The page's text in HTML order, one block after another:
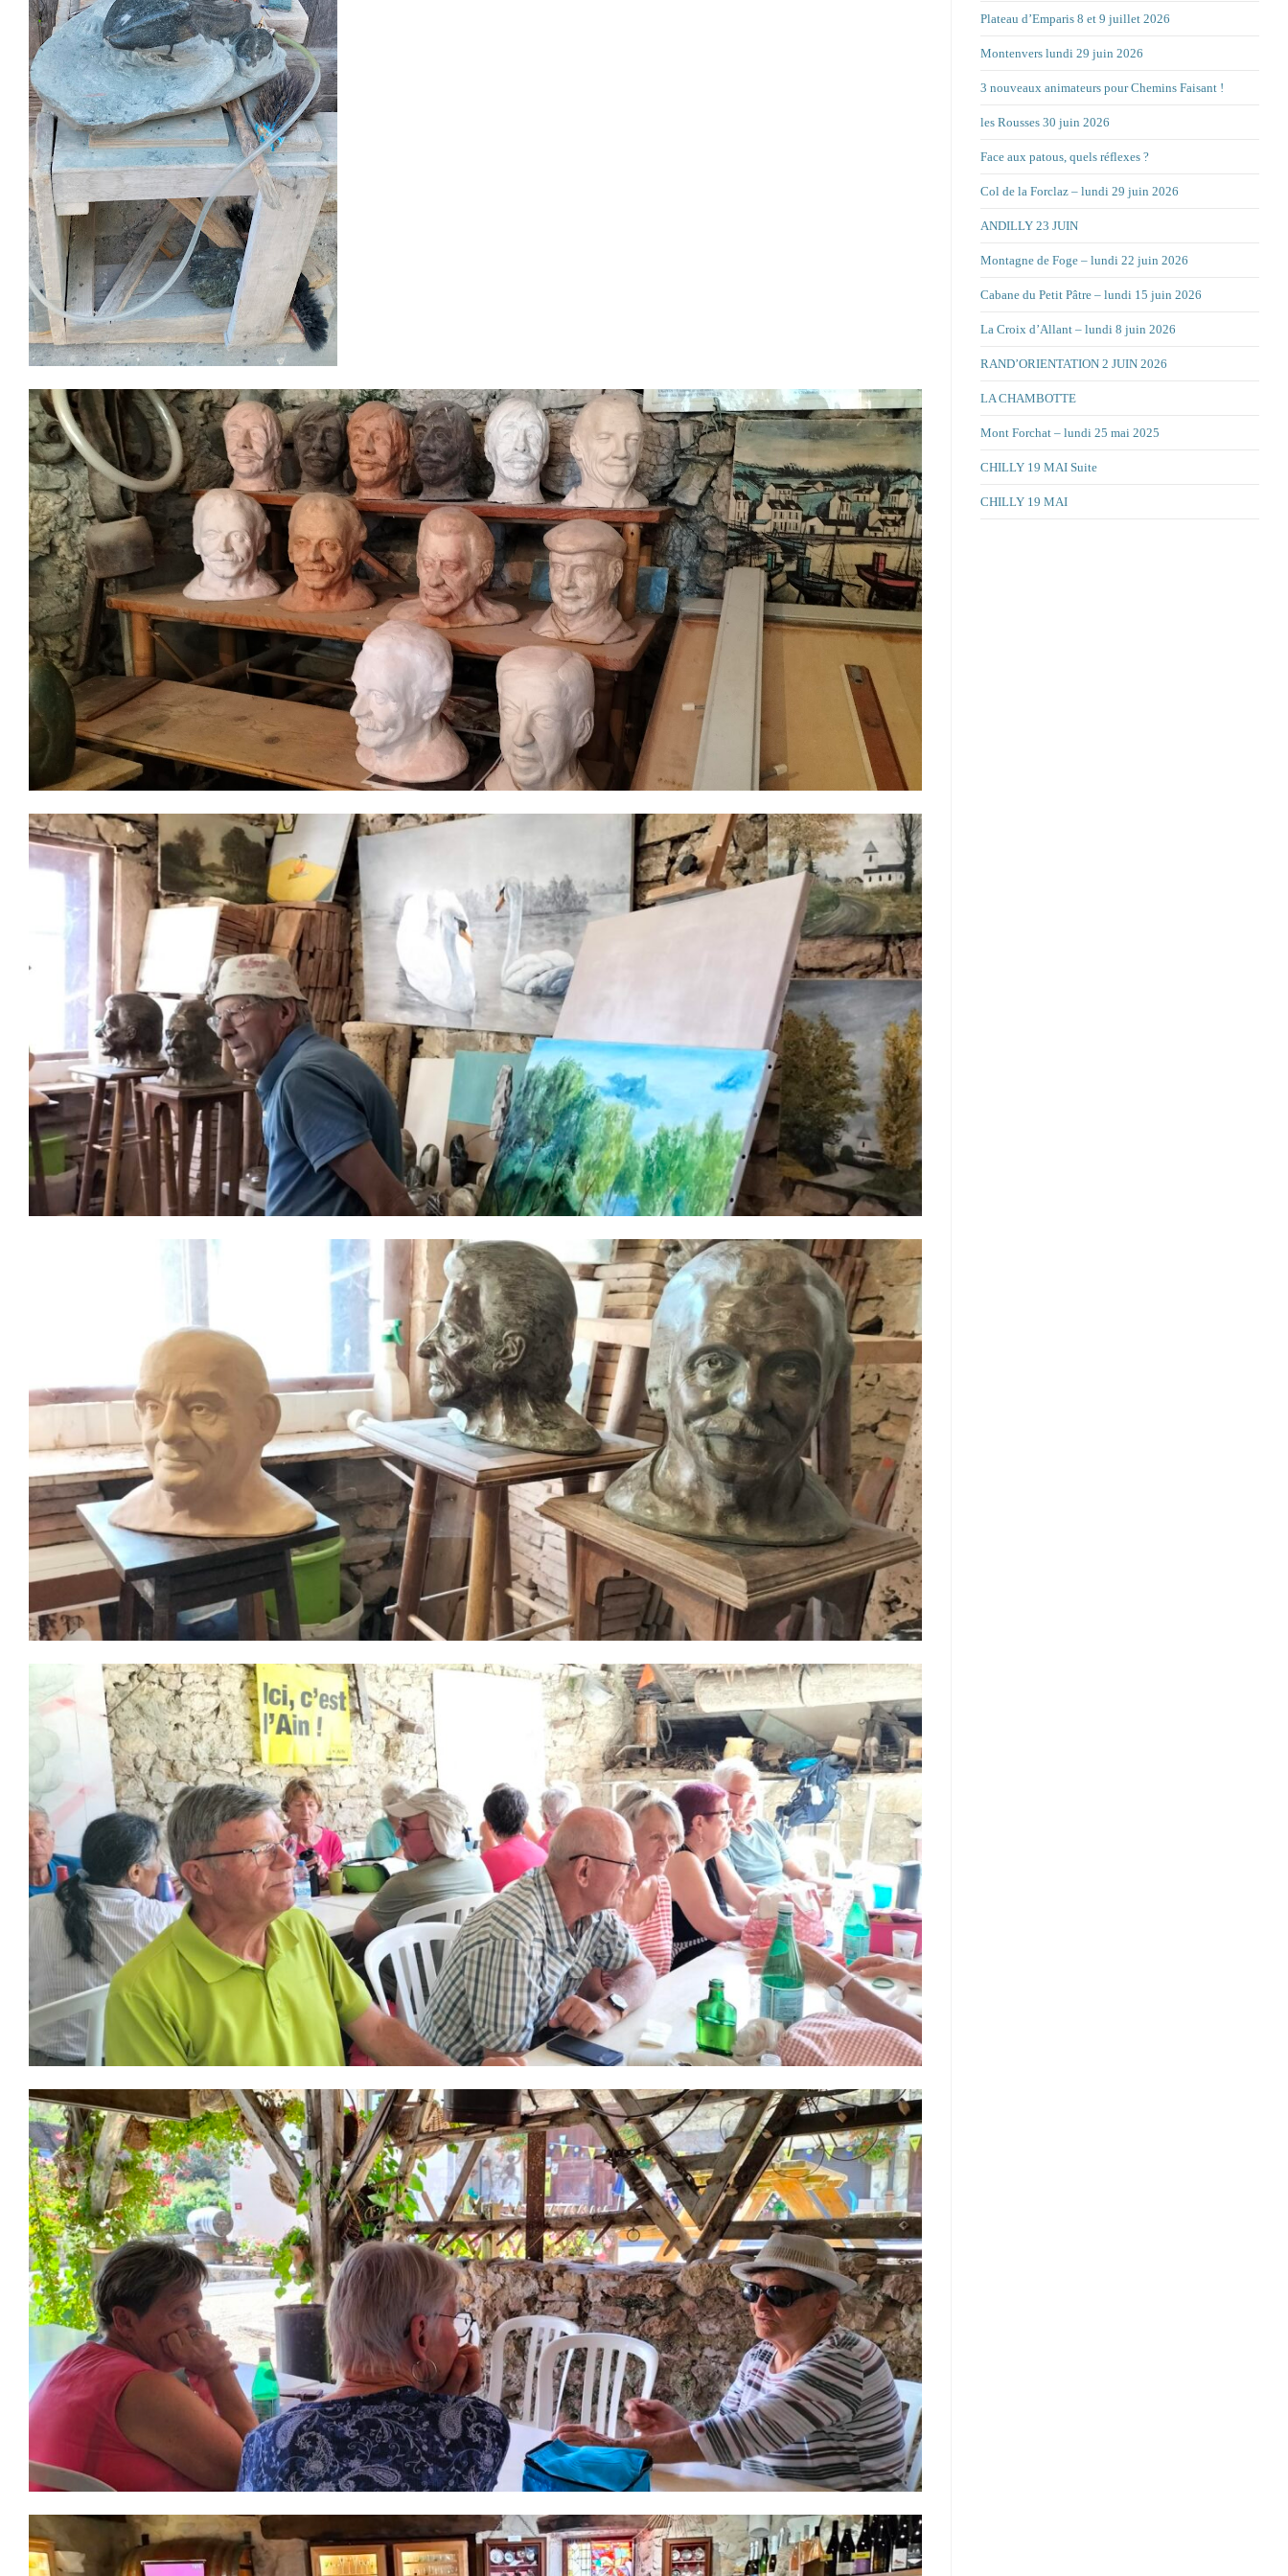
Plateau d’Emparis 8 et 9 juillet 2026
Montenvers lundi 29 juin 2026
3 nouveaux animateurs pour Chemins Faisant !
les Rousses 30 juin 2026
Face aux patous, quels réflexes ?
Col de la Forclaz – lundi 29 juin 2026
ANDILLY 23 JUIN
Montagne de Foge – lundi 22 juin 2026
Cabane du Petit Pâtre – lundi 15 juin 2026
La Croix d’Allant – lundi 8 juin 2026
RAND’ORIENTATION 2 JUIN 2026
LA CHAMBOTTE
Mont Forchat – lundi 25 mai 2025
CHILLY 19 MAI Suite
CHILLY 19 MAI